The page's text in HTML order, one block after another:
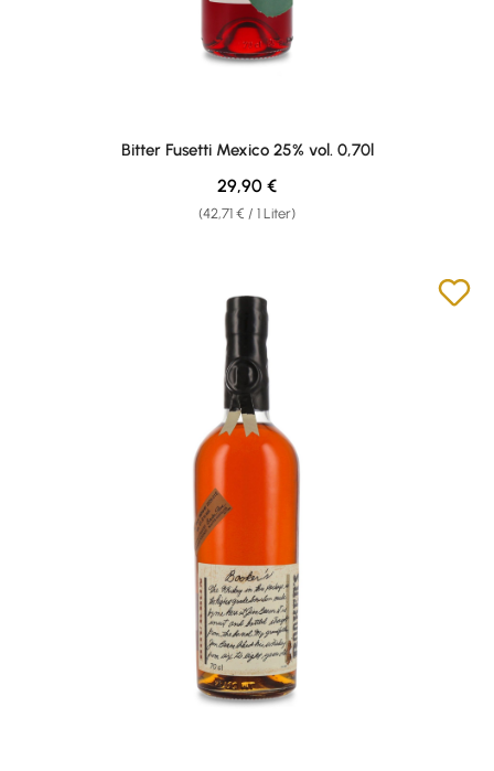
Bitter Fusetti Mexico 25% vol. 0,70l
(42,71 € / 1 Liter)
Regulärer Preis:
29,90 €